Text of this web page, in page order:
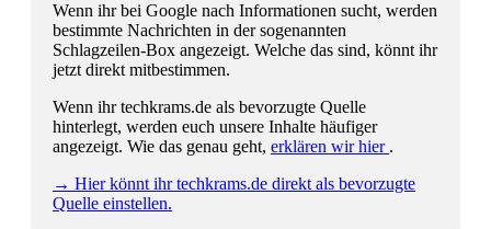
Wenn ihr bei Google nach Informationen sucht, werden
bestimmte Nachrichten in der sogenannten
Schlagzeilen-Box angezeigt. Welche das sind, könnt ihr
jetzt direkt mitbestimmen.
Wenn ihr techkrams.de als bevorzugte Quelle
hinterlegt, werden euch unsere Inhalte häufiger
angezeigt. Wie das genau geht, erklären wir hier .
→ Hier könnt ihr techkrams.de direkt als bevorzugte
Quelle einstellen.